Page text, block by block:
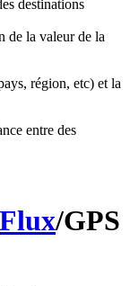
destinations
de la valeur de la
région, etc) et la
entre des
Flux/GPS